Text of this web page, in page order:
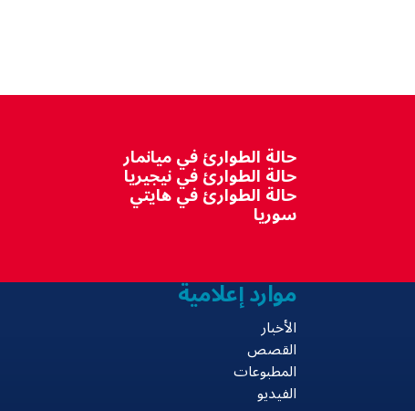
حالة الطوارئ في ميانمار
حالة الطوارئ في نيجيريا
حالة الطوارئ في هايتي
سوريا
موارد إعلامية
الأخبار
القصص
المطبوعات
الفيديو